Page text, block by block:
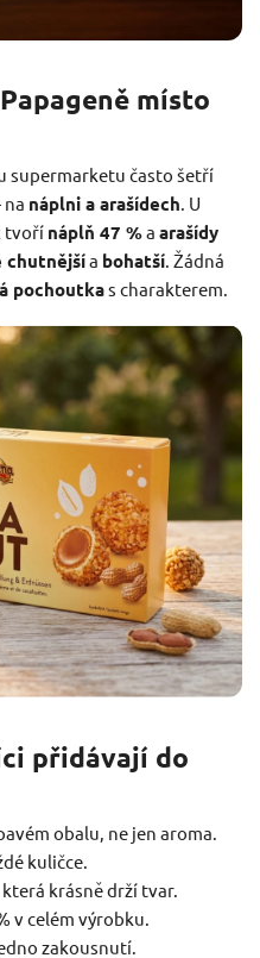
místo
supermarketu často šetří
náplni a arašídech. U
tvoří náplň 47 %a arašídy
chutnějšía bohatší. Žádná
pochoutkas charakterem.
přidávají do
obalu, ne jen aroma.
kuličce.
krásně drží tvar.
v celém výrobku.
zakousnutí.